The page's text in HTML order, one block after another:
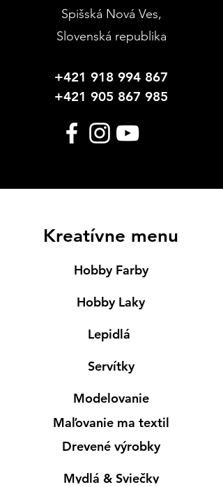
Spišská Nová Ves,
Slovenská republika
+421 918 994 867
+421 905 867 985
Kreatívne menu
Hobby Farby
Hobby Laky
Lepidlá
Servítky
Modelovanie
Maľovanie ma textil
Drevené výrobky
Mydlá & Sviečky